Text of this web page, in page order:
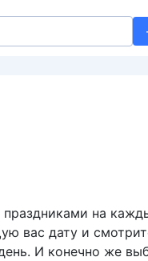
на
вас дату и
И конечно же